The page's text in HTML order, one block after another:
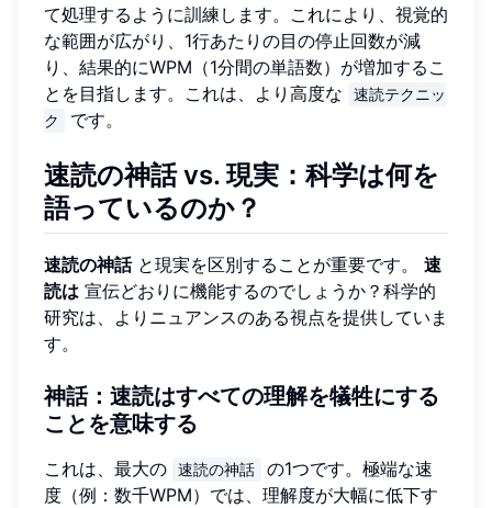
て処理するように訓練します。これにより、視覚的
な範囲が広がり、1行あたりの目の停止回数が減
り、結果的にWPM（1分間の単語数）が増加するこ
とを目指します。これは、より高度な
速読テクニッ
ク
です。
速読の神話 vs. 現実：科学は何を
語っているのか？
速読の神話と現実を区別することが重要です。 速
読は 宣伝どおりに機能するのでしょうか？科学的
研究は、よりニュアンスのある視点を提供していま
す。
神話：速読はすべての理解を犠牲にする
ことを意味する
これは、最大の 速読の神話
の1つです。極端な速
度（例：数千WPM）では、理解度が大幅に低下す